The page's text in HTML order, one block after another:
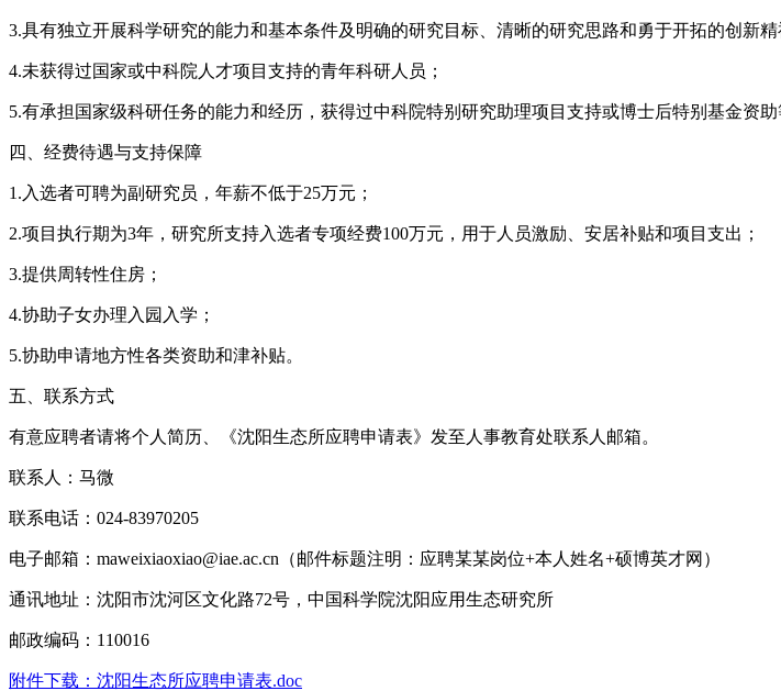
3.具有独立开展科学研究的能力和基本条件及明确的研究目标、清晰的研究思路和勇于开拓的创新精
4.未获得过国家或中科院人才项目支持的青年科研人员；
5.有承担国家级科研任务的能力和经历，获得过中科院特别研究助理项目支持或博士后特别基金资
四、经费待遇与支持保障
1.入选者可聘为副研究员，年薪不低于25万元；
2.项目执行期为3年，研究所支持入选者专项经费100万元，用于人员激励、安居补贴和项目支出；
3.提供周转性住房；
4.协助子女办理入园入学；
5.协助申请地方性各类资助和津补贴。
五、联系方式
有意应聘者请将个人简历、《沈阳生态所应聘申请表》发至人事教育处联系人邮箱。
联系人：马微
联系电话：024-83970205
电子邮箱：maweixiaoxiao@iae.ac.cn（邮件标题注明：应聘某某岗位+本人姓名+硕博英才网）
通讯地址：沈阳市沈河区文化路72号，中国科学院沈阳应用生态研究所
邮政编码：110016
附件下载：沈阳生态所应聘申请表.doc